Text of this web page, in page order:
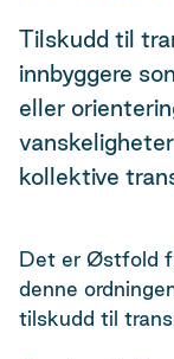
Tilskudd til
innbyggere
eller
kollektive
Det er Østfold
denne
tilskudd til